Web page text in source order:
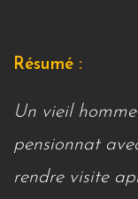
Résumé :
Un vieil
pensionnat
rendre visite